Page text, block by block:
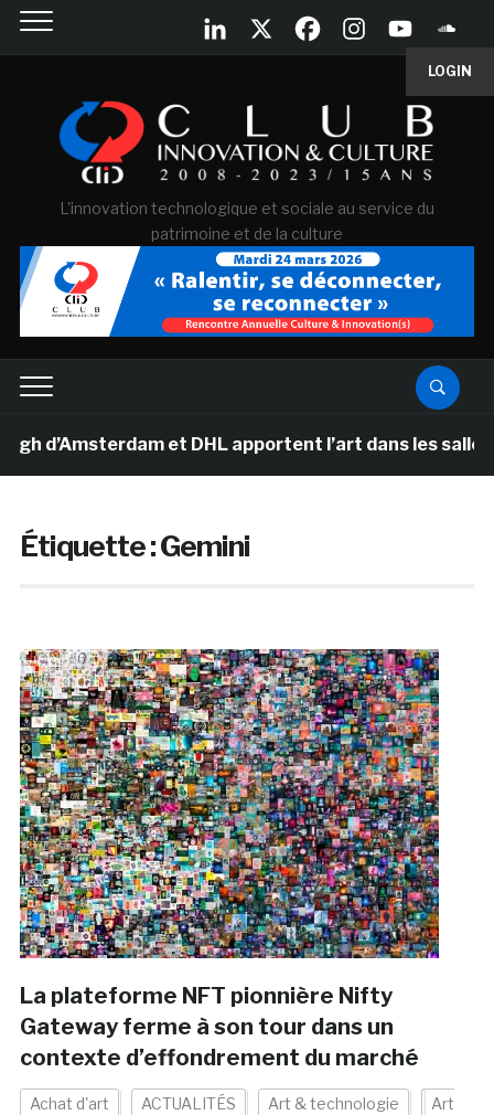
LOGIN
L'innovation technologique et sociale au service du
patrimoine et de la culture
d’Amsterdam et DHL apportent l’art dans les salles
Étiquette :Gemini
La plateforme NFT pionnière Nifty
Gateway ferme à son tour dans un
contexte d’effondrement du marché
Achat d'art ACTUALITÉS Art & technologie Art